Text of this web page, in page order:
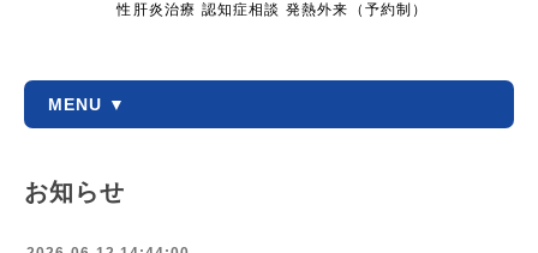
性肝炎治療 認知症相談 発熱外来（予約制）
MENU ▼
お知らせ